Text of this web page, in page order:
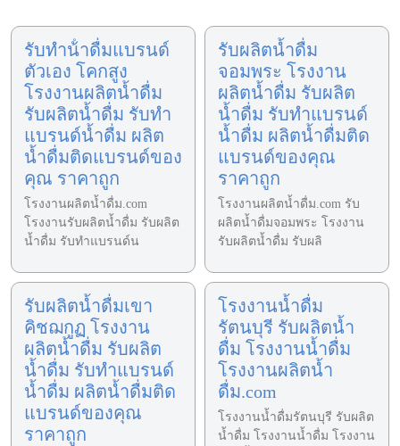
รับทําน้ําดื่มแบรนด์
ตัวเอง โคกสูง
โรงงานผลิตน้ำดื่ม
รับผลิตน้ำดื่ม รับทำ
แบรนด์น้ำดื่ม ผลิต
น้ำดื่มติดแบรนด์ของ
คุณ ราคาถูก
โรงงานผลิตน้ำดื่ม.com
โรงงานรับผลิตน้ำดื่ม รับผลิต
น้ำดื่ม รับทำแบรนด์น
รับผลิตน้ำดื่ม
จอมพระ โรงงาน
ผลิตน้ำดื่ม รับผลิต
น้ำดื่ม รับทำแบรนด์
น้ำดื่ม ผลิตน้ำดื่มติด
แบรนด์ของคุณ
ราคาถูก
โรงงานผลิตน้ำดื่ม.com รับ
ผลิตน้ำดื่มจอมพระ โรงงาน
รับผลิตน้ำดื่ม รับผลิ
รับผลิตน้ำดื่มเขา
คิชฌกูฏ โรงงาน
ผลิตน้ำดื่ม รับผลิต
น้ำดื่ม รับทำแบรนด์
น้ำดื่ม ผลิตน้ำดื่มติด
แบรนด์ของคุณ
ราคาถูก
โรงงานน้ำดื่ม
รัตนบุรี รับผลิตน้ำ
ดื่ม โรงงานน้ำดื่ม
โรงงานผลิตน้ำ
ดื่ม.com
โรงงานน้ำดื่มรัตนบุรี รับผลิต
น้ำดื่ม โรงงานน้ำดื่ม โรงงาน